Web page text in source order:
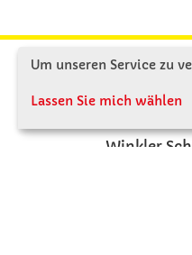
KONTAKT
Winkler
Um unseren Service zu
Lassen Sie mich wählen